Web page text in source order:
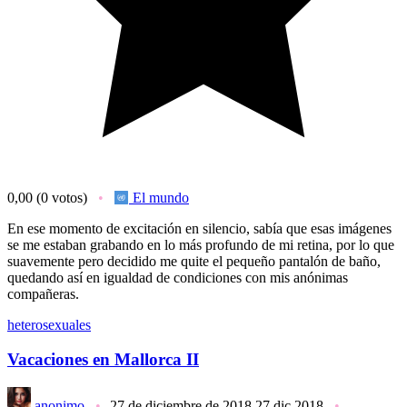
0,00 (0 votos)
El mundo
En ese momento de excitación en silencio, sabía que esas imágenes
se me estaban grabando en lo más profundo de mi retina, por lo que
suavemente pero decidido me quite el pequeño pantalón de baño,
quedando así en igualdad de condiciones con mis anónimas
compañeras.
heterosexuales
Vacaciones en Mallorca II